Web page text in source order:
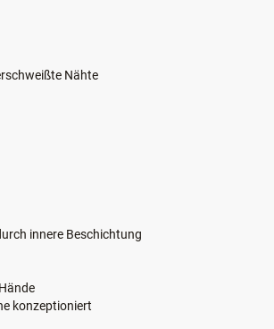
Nähte
innere Beschichtung
konzeptioniert